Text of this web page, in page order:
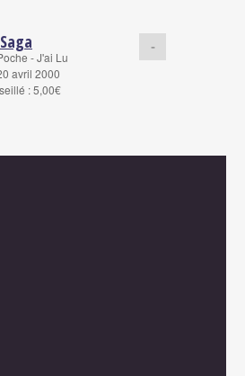
- J'ai Lu
avril 2000
: 5,00€
-